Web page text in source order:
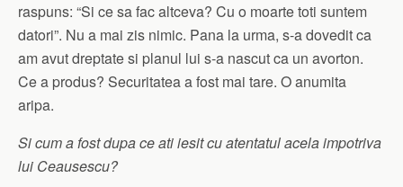
raspuns: “Si ce sa fac altceva? Cu o moarte toti suntem
datori”. Nu a mai zis nimic. Pana la urma, s-a dovedit ca
am avut dreptate si planul lui s-a nascut ca un avorton.
Ce a produs? Securitatea a fost mai tare. O anumita
aripa.
Si cum a fost dupa ce ati iesit cu atentatul acela impotriva
lui Ceausescu?